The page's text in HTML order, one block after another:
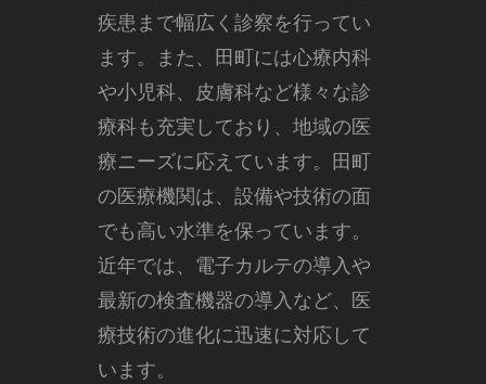
疾患まで幅広く診察を行ってい
ます。また、田町には心療内科
や小児科、皮膚科など様々な診
療科も充実しており、地域の医
療ニーズに応えています。田町
の医療機関は、設備や技術の面
でも高い水準を保っています。
近年では、電子カルテの導入や
最新の検査機器の導入など、医
療技術の進化に迅速に対応して
います。